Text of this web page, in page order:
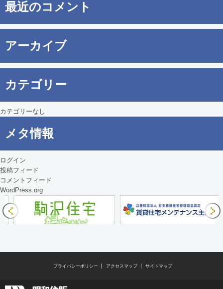
ビ
ゲ
ー
シ
ョ
ン
最近のコメント
アーカイブ
カテゴリー
カテゴリーなし
メタ情報
ログイン
投稿フィード
コメントフィード
WordPress.org
プライバシーポリシー アクセスマップ サイトマップ